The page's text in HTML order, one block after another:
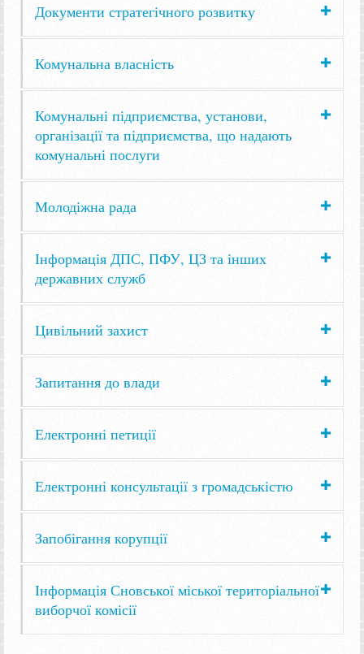
Документи стратегічного розвитку
Комунальна власність
Комунальні підприємства, установи,
організації та підприємства, що надають
комунальні послуги
Молодіжна рада
Інформація ДПС, ПФУ, ЦЗ та інших
державних служб
Цивільний захист
Запитання до влади
Електронні петиції
Електронні консультації з громадськістю
Запобігання корупції
Інформація Сновської міської територіальної
виборчої комісії